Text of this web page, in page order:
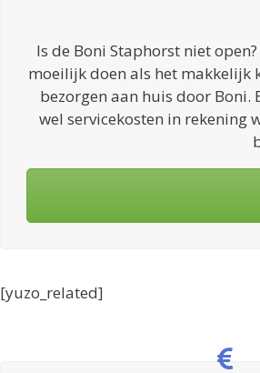
Is de Boni Staphorst niet
moeilijk doen als het makkelijk
bezorgen aan huis door
wel servicekosten in rekening
[yuzo_related]